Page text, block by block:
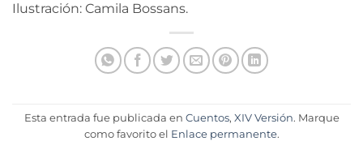
Ilustración: Camila Bossans.
Esta entrada fue publicada en Cuentos, XIV Versión. Marque
como favorito el Enlace permanente.